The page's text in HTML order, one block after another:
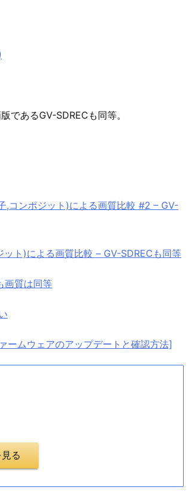
であるGV-SDRECも同等。
,コンポジット)による画質比較 #2 – GV-
ト)による画質比較 – GV-SDRECも同等
画質は同等
ームウェアのアップデートと確認方法]
る